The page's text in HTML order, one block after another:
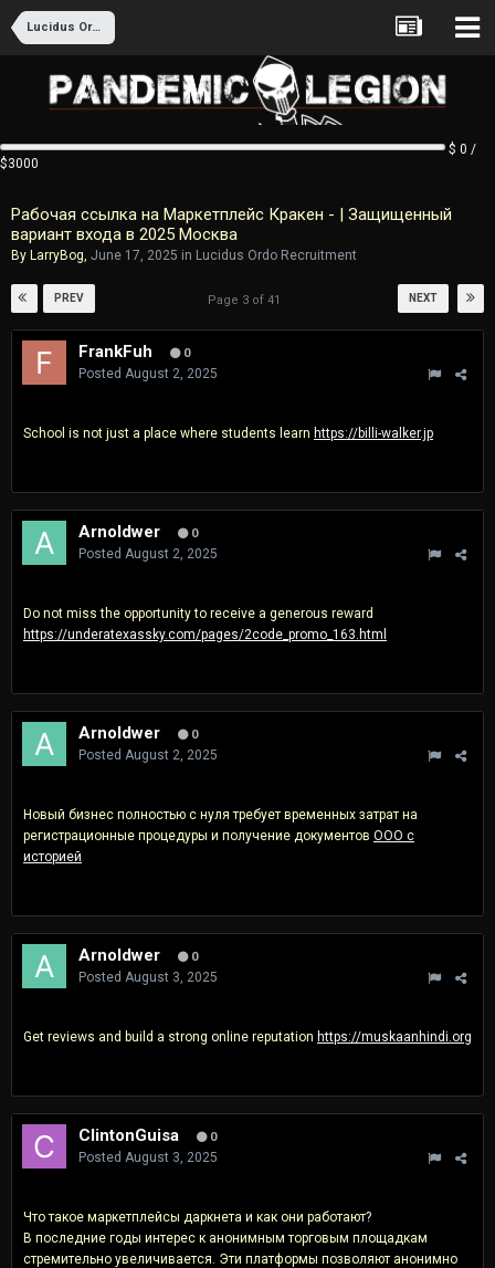
Lucidus Ordo Recruitment
$ 0 /
$3000
Рабочая ссылка на Маркетплейс Кракен - | Защищенный
вариант входа в 2025 Москва
By LarryBog June 17, 2025 in Lucidus Ordo Recruitment
PREV NEXT
Page 3 of 41
FrankFuh 0
Posted August 2, 2025
School is not just a place where students learn https://billi-walker.jp
Arnoldwer 0
Posted August 2, 2025
Do not miss the opportunity to receive a generous reward
https://underatexassky.com/pages/2code_promo_163.html
Arnoldwer 0
Posted August 2, 2025
Новый бизнес полностью с нуля требует временных затрат на
регистрационные процедуры и получение документов ООО с
историей
Arnoldwer 0
Posted August 3, 2025
Get reviews and build a strong online reputation https://muskaanhindi.org
ClintonGuisa 0
Posted August 3, 2025
Что такое маркетплейсы даркнета и как они работают?
В последние годы интерес к анонимным торговым площадкам
стремительно увеличивается. Эти платформы позволяют анонимно